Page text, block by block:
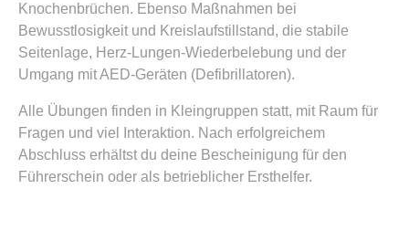
Knochenbrüchen. Ebenso Maßnahmen bei
Bewusstlosigkeit und Kreislaufstillstand, die stabile
Seitenlage, Herz-Lungen-Wiederbelebung und der
Umgang mit AED-Geräten (Defibrillatoren).
Alle Übungen finden in Kleingruppen statt, mit Raum für
Fragen und viel Interaktion. Nach erfolgreichem
Abschluss erhältst du deine Bescheinigung für den
Führerschein oder als betrieblicher Ersthelfer.